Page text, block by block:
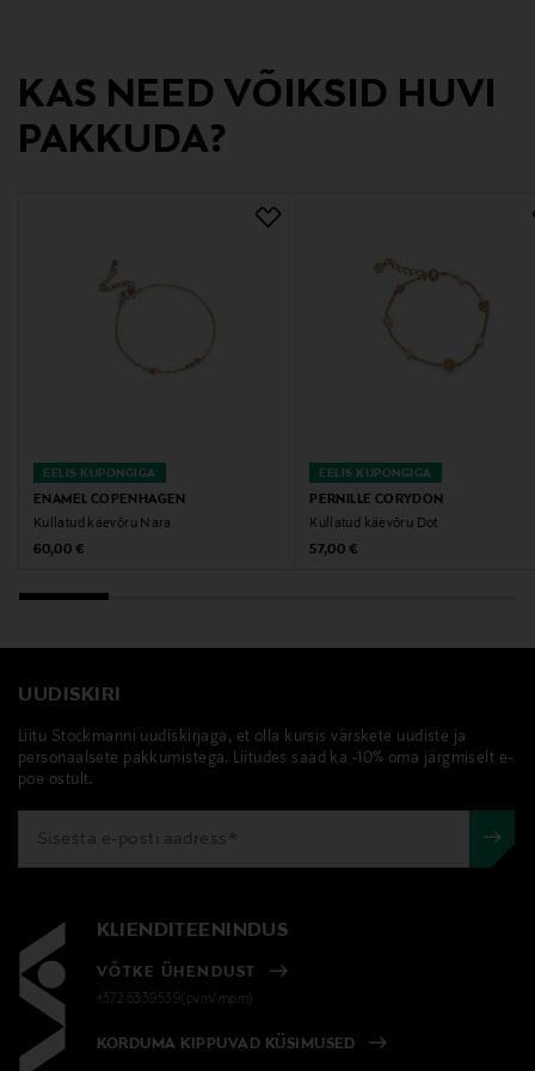
Tootjamaa
ENAMEL Copenhagen
H.C. Andersens Boulevard 51, 2nd floor right, DK-1553
Copenhagen V
Digitaalne aadress
Märksõnad
enamel copenhagen, käevõru, kullatud käevõru
KAS NEED VÕIKSID HUVI
PAKKUDA?
EELIS KUPONGIGA
ENAMEL COPENHAGEN
Kullatud käevõru Nara
Original Price
60,00 €
EELIS KUPONGIGA
PERNILLE CORYDON
Kullatud käevõru Dot
Original Price
57,00 €
UUDISKIRI
Liitu Stockmanni uudiskirjaga, et olla kursis värskete uudiste ja
personaalsete pakkumistega. Liitudes saad ka -10% oma järgmiselt e-
poe ostult.
KLIENDITEENINDUS
VÕTKE ÜHENDUST
+372 6339539(pvm/mpm)
KORDUMA KIPPUVAD KÜSIMUSED